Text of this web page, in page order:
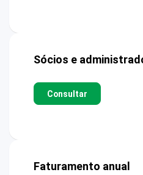
Sócios e
Consultar
Faturamento anual